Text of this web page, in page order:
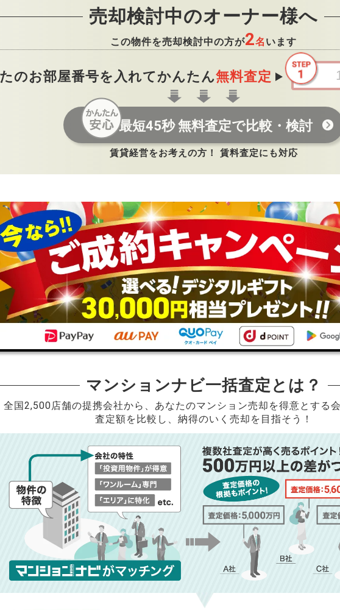
売却検討中のオーナー様へ
この物件を売却検討中の方が2名 います
のお部屋番号を入れてかんたん無料査定
最短45秒 無料査定で比較・検討
賃貸経営をお考えの方！ 賃料査定にも対応
マンションナビ一括査定とは？
全国2,500店舗の提携会社から、 あなたのマンション売却を得意とする
査定額を比較し、納得のいく売却を目指そう！